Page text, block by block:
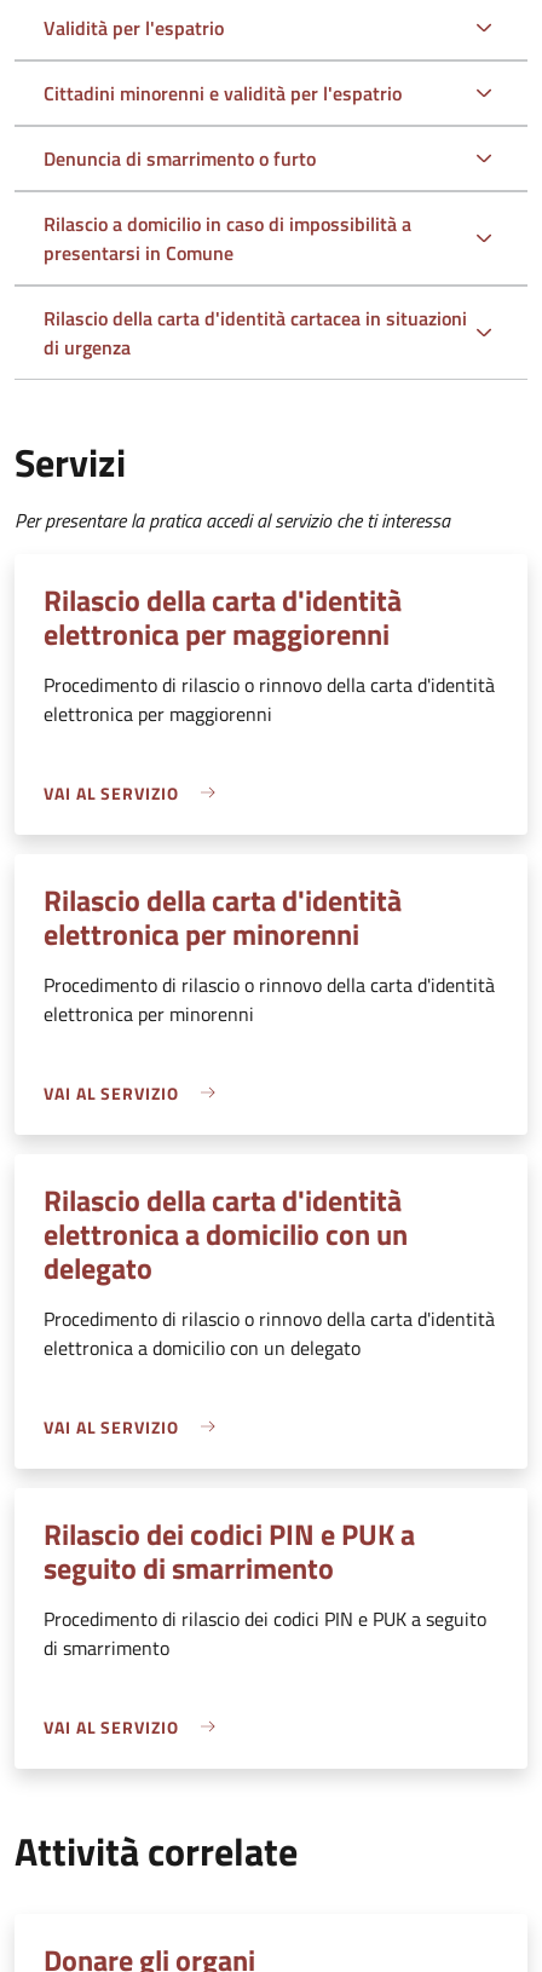
Validità per l'espatrio
Cittadini minorenni e validità per l'espatrio
Denuncia di smarrimento o furto
Rilascio a domicilio in caso di impossibilità a
presentarsi in Comune
Rilascio della carta d'identità cartacea in situazioni
di urgenza
Servizi
Per presentare la pratica accedi al servizio che ti interessa
Rilascio della carta d'identità
elettronica per maggiorenni
Procedimento di rilascio o rinnovo della carta d'identità
elettronica per maggiorenni
VAI AL SERVIZIO
Rilascio della carta d'identità
elettronica per minorenni
Procedimento di rilascio o rinnovo della carta d'identità
elettronica per minorenni
VAI AL SERVIZIO
Rilascio della carta d'identità
elettronica a domicilio con un
delegato
Procedimento di rilascio o rinnovo della carta d'identità
elettronica a domicilio con un delegato
VAI AL SERVIZIO
Rilascio dei codici PIN e PUK a
seguito di smarrimento
Procedimento di rilascio dei codici PIN e PUK a seguito
di smarrimento
VAI AL SERVIZIO
Attività correlate
Donare gli organi